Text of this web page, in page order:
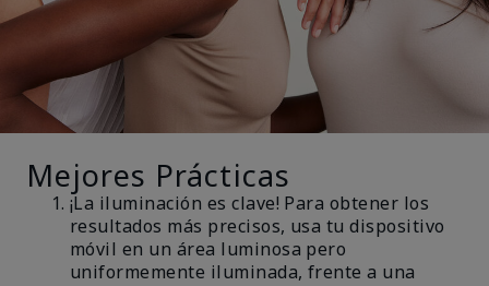
Mejores Prácticas
¡La iluminación es clave! Para obtener los
resultados más precisos, usa tu dispositivo
móvil en un área luminosa pero
uniformemente iluminada, frente a una